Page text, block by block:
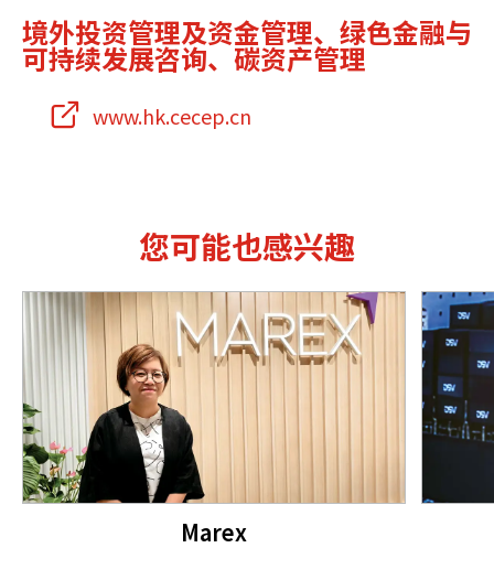
境外投资管理及资金管理、绿色金融与
可持续发展咨询、碳资产管理
www.hk.cecep.cn
您可能也感兴趣
Marex